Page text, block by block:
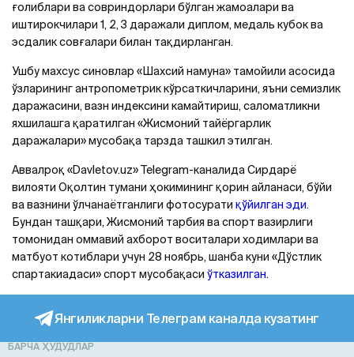
ғолиблари ва совриндорлари бўлган жамоалари ва
иштирокчилари 1, 2, 3 даражали диплом, медаль кубок ва
эсдалик совғалари билан тақдирланган.
Ушбу махсус синовлар «Шахсий намуна» тамойили асосида
ўзларининг антропометрик кўрсаткичларини, яъни семизлик
даражасини, вазн индексини камайтириш, саломатликни
яхшилашга қаратилган «Жисмоний тайёргарлик
даражалари» мусобақа тарзда ташкил этилган.
Аввалроқ «Davletov.uz» Telegram-каналида Сирдарё
вилояти Оқолтин тумани ҳокимининг қорин айланаси, бўйи
ва вазнини ўлчанаётганлиги фотосурати қўйилган эди.
Бундан ташқари, Жисмоний тарбия ва спорт вазирлиги
томонидан оммавий ахборот воситалари ходимлари ва
матбуот котиблари учун 28 ноябрь, шанба куни «Дўстлик
спартакиадаси» спорт мусобақаси ўтказилган.
Янгиликларни Телеграм каналда кузатинг
БАРЧА ҲУДУДЛАР